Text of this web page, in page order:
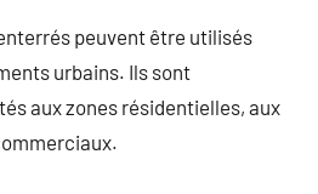
peuvent être utilisés
urbains. Ils sont
aux zones résidentielles, aux